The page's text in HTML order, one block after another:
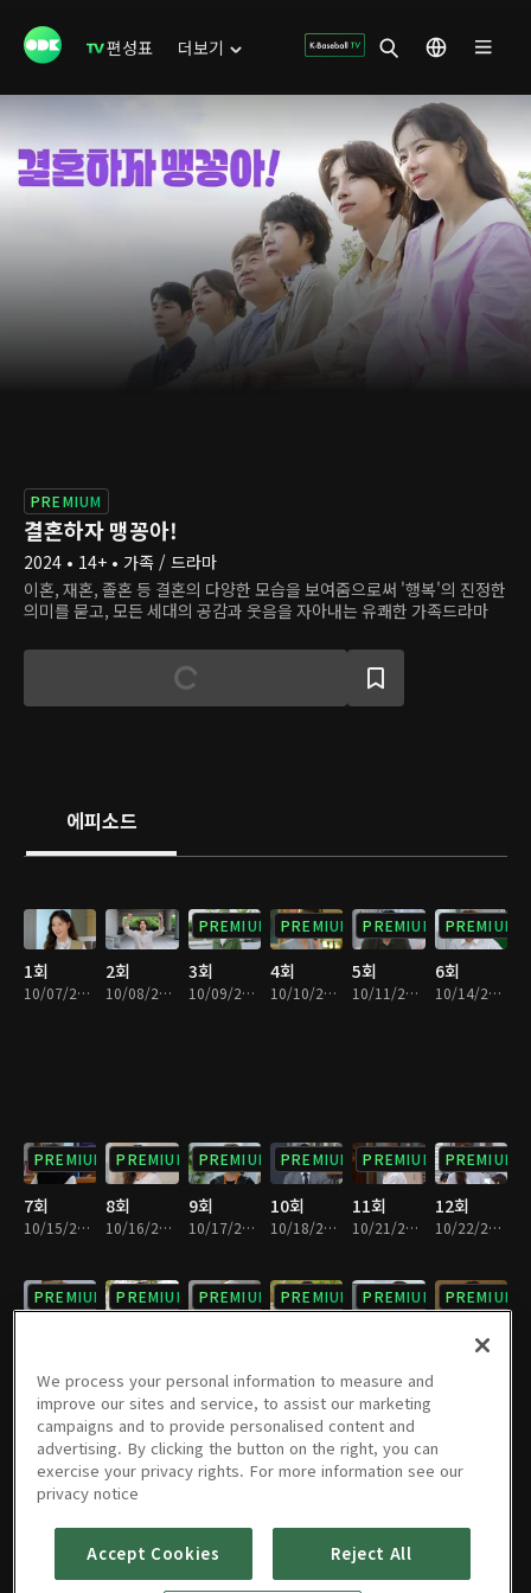
편성표 더보기
PREMIUM
결혼하자 맹꽁아!
2024 • 14+ • 가족 / 드라마
이혼, 재혼, 졸혼 등 결혼의 다양한 모습을 보여줌으로써 '행복'의 진정한
의미를 묻고, 모든 세대의 공감과 웃음을 자아내는 유쾌한 가족드라마
에피소드
1회
10/07/2024 • 28분
2회
10/08/2024 • 28분
PREMIUM
3회
10/09/2024 • 29분
PREMIUM
4회
10/10/2024 • 29분
PREMIUM
5회
10/11/2024 • 28분
PREMIUM
6회
10/14/2024 • 29분
PREMIUM
7회
10/15/2024 • 29분
PREMIUM
8회
10/16/2024 • 28분
PREMIUM
9회
10/17/2024 • 29분
PREMIUM
10회
10/18/2024 • 29분
PREMIUM
11회
10/21/2024 • 29분
PREMIUM
12회
10/22/2024 • 28분
PREMIUM PREMIUM PREMIUM PREMIUM PREMIUM PREMIUM
PREMIUM
19회
10/31/2024 • 29분
PREMIUM
20회
PREMIUM
21회
PREMIUM
22회
PREMIUM
23회 24회
PREMIUM PREMIUM
We process your personal information to measure and
improve our sites and service, to assist our marketing
campaigns and to provide personalised content and
advertising. By clicking the button on the right, you can
exercise your privacy rights. For more information see our
privacy notice
Accept Cookies Reject All